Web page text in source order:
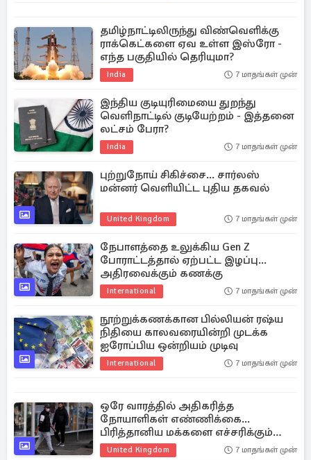
தமிழ்நாட்டிலிருந்து விண்வெளிக்கு
ராக்கெட்களை ஏவ உள்ள இஸ்ரோ -
எந்த பகுதியில் தெரியுமா?
India 7 மாதங்கள் முன்
இந்திய குடியுரிமையை துறந்து
வெளிநாட்டில் குடியேற்றம் - இத்தனை
லட்சம் பேரா?
India 7 மாதங்கள் முன்
புற்றுநோய் சிகிச்சை... சார்லஸ்
மன்னர் வெளியிட்ட புதிய தகவல்
United Kingdom 7 மாதங்கள் முன்
நேபாளத்தை உலுக்கிய Gen Z
போராட்டத்தால் ஏற்பட்ட இழப்பு...
அதிரவைக்கும் கணக்கு
International 7 மாதங்கள் முன்
நூற்றுக்கணக்கான பில்லியன் ரஷ்ய
நிதியை காலவரையின்றி முடக்க
ஐரோப்பிய ஒன்றியம் முடிவு
International 7 மாதங்கள் முன்
ஒரே வாரத்தில் அதிகரித்த
நோயாளிகள் எண்ணிக்கை...
பிரித்தானிய மக்களை எச்சரிக்கும்
மருத்துவர்கள்
United Kingdom 7 மாதங்கள் முன்